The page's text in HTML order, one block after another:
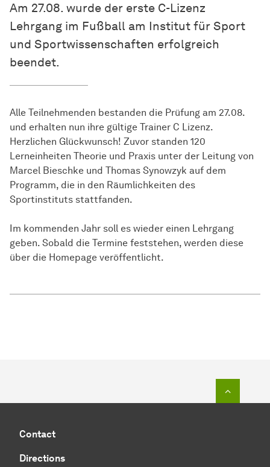
Am 27.08. wurde der erste C-Lizenz
Lehrgang im Fußball am Institut für Sport
und Sportwissenschaften erfolgreich
beendet.
Alle Teilnehmenden bestanden die Prüfung am 27.08.
und erhalten nun ihre gültige Trainer C Lizenz.
Herzlichen Glückwunsch! Zuvor standen 120
Lerneinheiten Theorie und Praxis unter der Leitung von
Marcel Bieschke und Thomas Synowzyk auf dem
Programm, die in den Räumlichkeiten des
Sportinstituts stattfanden.
Im kommenden Jahr soll es wieder einen Lehrgang
geben. Sobald die Termine feststehen, werden diese
über die Homepage veröffentlicht.
Contact
Directions